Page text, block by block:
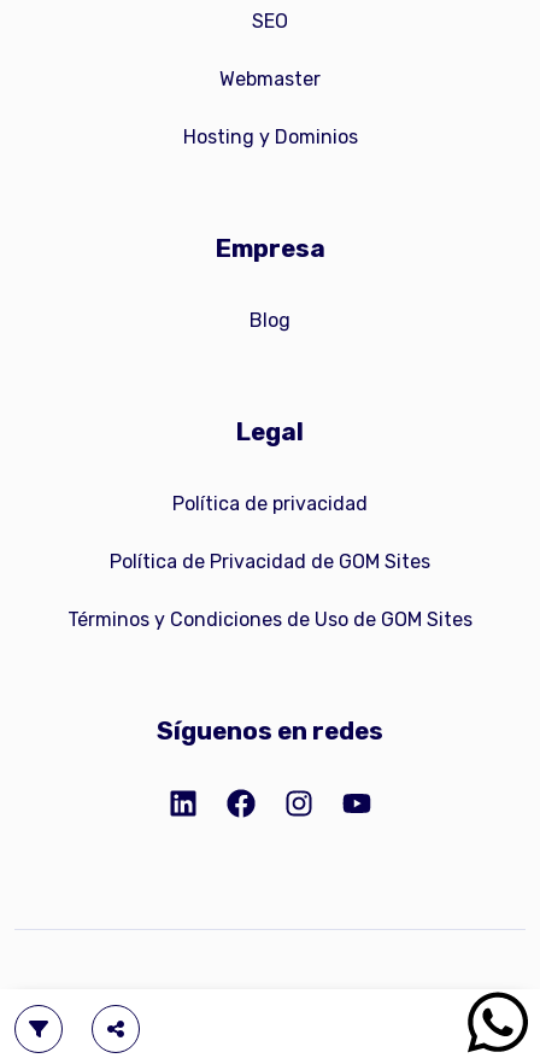
SEO
Webmaster
Hosting y Dominios
Empresa
Blog
Legal
Política de privacidad
Política de Privacidad de GOM Sites
Términos y Condiciones de Uso de GOM Sites
Síguenos en redes
Copyright © 2023 GOM Network, Inc.